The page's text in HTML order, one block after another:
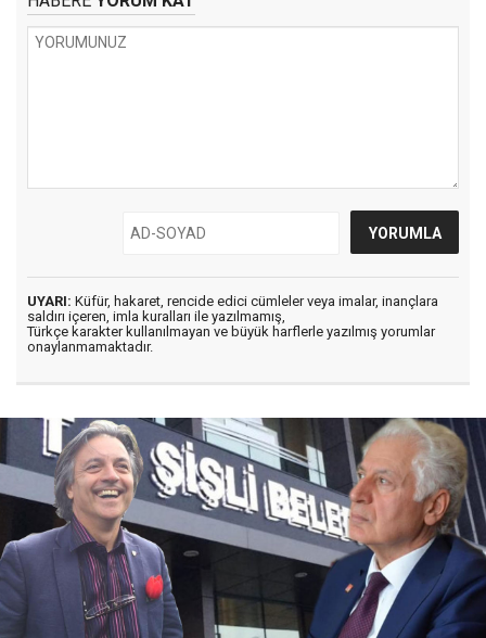
UYARI: Küfür, hakaret, rencide edici cümleler veya imalar, inançlara
saldırı içeren, imla kuralları ile yazılmamış,
Türkçe karakter kullanılmayan ve büyük harflerle yazılmış yorumlar
onaylanmamaktadır.